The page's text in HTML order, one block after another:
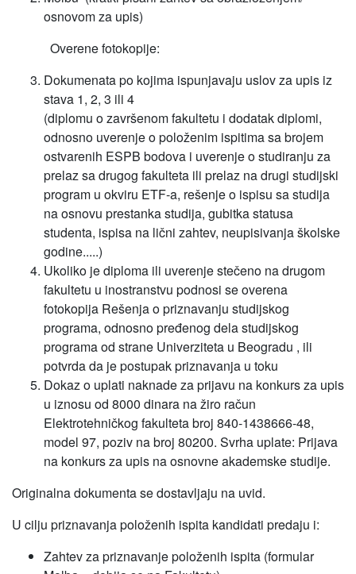
osnovom za upis)
Overene fotokopije:
Dokumenata po kojima ispunjavaju uslov za upis iz
stava 1, 2, 3 ili 4
(diplomu o završenom fakultetu i dodatak diplomi,
odnosno uverenje o položenim ispitima sa brojem
ostvarenih ESPB bodova i uverenje o studiranju za
prelaz sa drugog fakulteta ili prelaz na drugi studijski
program u okviru ETF-a, rešenje o ispisu sa studija
na osnovu prestanka studija, gubitka statusa
studenta, ispisa na lični zahtev, neupisivanja školske
godine.....)
Ukoliko je diploma ili uverenje stečeno na drugom
fakultetu u inostranstvu podnosi se overena
fotokopija Rešenja o priznavanju studijskog
programa, odnosno pređenog dela studijskog
programa od strane Univerziteta u Beogradu , ili
potvrda da je postupak priznavanja u toku
Dokaz o uplati naknade za prijavu na konkurs za upis
u iznosu od 8000 dinara na žiro račun
Elektrotehničkog fakulteta broj 840-1438666-48,
model 97, poziv na broj 80200. Svrha uplate: Prijava
na konkurs za upis na osnovne akademske studije.
Originalna dokumenta se dostavljaju na uvid.
U cilju priznavanja položenih ispita kandidati predaju i:
Zahtev za priznavanje položenih ispita (formular